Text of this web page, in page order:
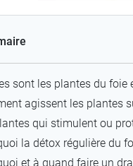
sont les plantes du foie
agissent les plantes
qui stimulent ou
la détox régulière du
et à quand faire un